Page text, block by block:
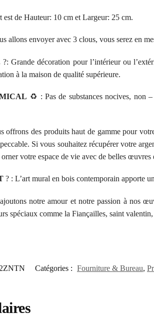
est de Hauteur: 10 cm et Largeur: 25 cm.
allons envoyer avec 3 clous, vous serez en
?: Grande décoration pour l’intérieur ou
à la maison de qualité supérieure.
♻️ : Pas de substances nocives, non
offrons des produits haut de gamme pour
Si vous souhaitez récupérer votre
votre espace de vie avec de belles œuvres
?️ : L’art mural en bois contemporain apporte
notre amour et notre passion à nos
spéciaux comme la Fiançailles, saint
Catégories : Fourniture & Bureau,